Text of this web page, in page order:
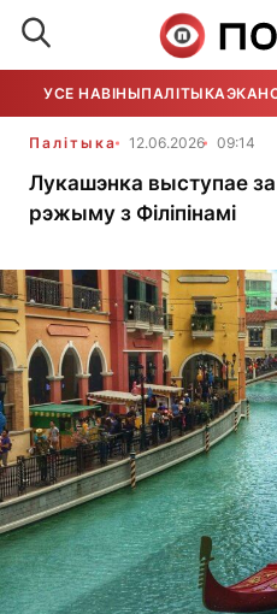
УСЕ НАВІНЫПАЛІТЫКА
Палітыка 12.06.2026 09:14
Лукашэнка выступае
рэжыму з Філіпінамі